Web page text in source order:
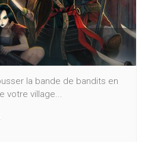
la bande de bandits en
votre village...